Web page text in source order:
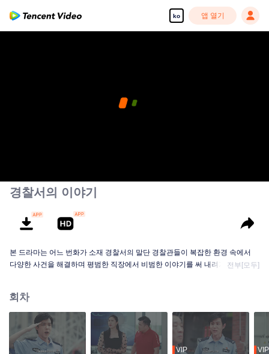
ko 앱 열기
경찰서의 이야기
본 드라마는 어느 번화가 소재 경찰서의 말단 경찰관들이 복잡한 환경 속에서
다양한 사건을 해결하며 평범한 직장에서 비범한 이야기를 써 내려가는 내용을
전부[모두]
회차
VIP VIP